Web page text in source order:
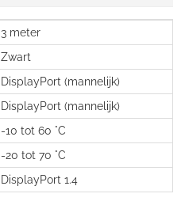
3 meter
Zwart
DisplayPort (mannelijk)
DisplayPort (mannelijk)
-10 tot 60 °C
-20 tot 70 °C
DisplayPort 1.4